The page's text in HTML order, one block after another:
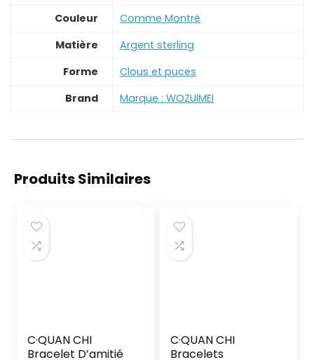
Couleur
‎Comme Montré
Matière
‎Argent sterling
Forme
‎Clous et puces
Brand
Marque : WOZUIMEI
Produits Similaires
C·QUAN CHI
Bracelet D’amitié
C·QUAN CHI
Bracelets